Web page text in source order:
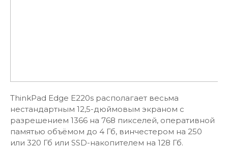
ThinkPad Edge E220s располагает весьма
нестандартным 12,5-дюймовым экраном с
разрешением 1366 на 768 пикселей, оперативной
памятью объёмом до 4 Гб, винчестером на 250
или 320 Гб или SSD-накопителем на 128 Гб.